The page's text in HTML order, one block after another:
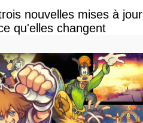
nouvelles mises à jour
qu'elles changent